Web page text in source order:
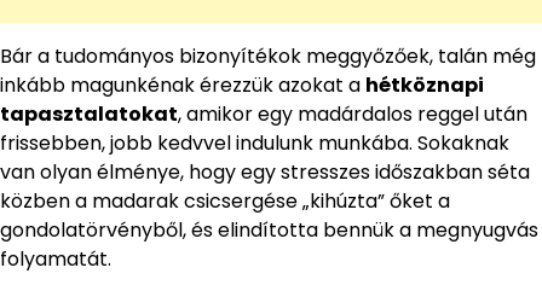
Bár a tudományos bizonyítékok meggyőzőek, talán még
inkább magunkénak érezzük azokat a hétköznapi
tapasztalatokat, amikor egy madárdalos reggel után
frissebben, jobb kedvvel indulunk munkába. Sokaknak
van olyan élménye, hogy egy stresszes időszakban séta
közben a madarak csicsergése „kihúzta” őket a
gondolatörvényből, és elindította bennük a megnyugvás
folyamatát.